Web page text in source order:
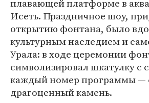
плавающей платформе в
Исеть. Праздничное шоу,
открытию фонтана, было
культурным наследием и
Урала: в ходе церемонии
символизировал шкатулку с
каждый номер программы —
драгоценный камень.